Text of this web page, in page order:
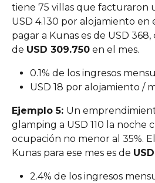
tiene 75 villas que facturaron
USD 4.130 por alojamiento en
pagar a Kunas es de USD
de USD 309.750 en el mes.
0.1% de los ingresos
USD 18 por alojamiento /
Ejemplo 5: Un
glamping a USD 110 la noche
ocupación no menor al 35%.
Kunas para ese mes es de
2.4% de los ingresos